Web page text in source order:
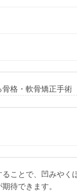
格・軟骨矯正手術
ことで、凹みや
待できます。